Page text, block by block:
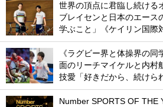
世界の頂点に君臨し続ける
ブレイセンと日本のエース
学ぶこと」《ケイリン国際
《ラグビー界と体操界の
面のリーチマイケルと内村
技愛「好きだから、続けら
Number SPORTS OF THE